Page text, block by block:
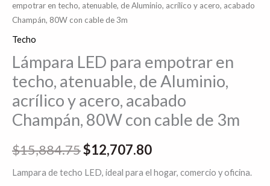
empotrar en techo, atenuable, de Aluminio, acrílico y acero, acabado
Champán, 80W con cable de 3m
Techo
Lámpara LED para empotrar en
techo, atenuable, de Aluminio,
acrílico y acero, acabado
Champán, 80W con cable de 3m
$15,884.75$12,707.80
Lampara de techo LED, ideal para el hogar, comercio y oficina.